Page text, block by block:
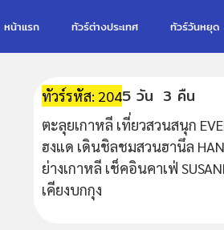
หน้าแรก ทัวร์ต่างประเทศ ทัวร์วันหยุด
ทัวร์รหัส: 2045 วัน 3 คืน
ตะลุยเกาหลี เที่ยวสวนสนุก
ฮงแด เดินชิลชมสวนฮานึล
ย่างเกาหลี เช็คอินคาเฟ่
เคียงบกกุง